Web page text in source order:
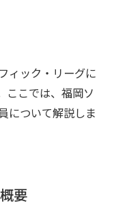
ィック・リーグに
ここでは、福岡ソ
について解説しま
要